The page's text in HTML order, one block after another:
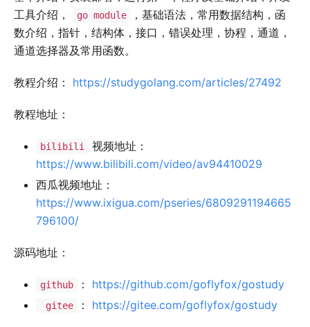
工具介绍，
go module
，基础语法，常用数据结构，函
数介绍，指针，结构体，接口，错误处理，协程，通道，
通道选择器及常用函数。
教程介绍： https://studygolang.com/articles/27492
教程地址：
bilibili
视频地址：
https://www.bilibili.com/video/av94410029
西瓜视频地址：
https://www.ixigua.com/pseries/6809291194665
796100/
源码地址：
github ： https://github.com/goflyfox/gostudy
gitee ： https://gitee.com/goflyfox/gostudy